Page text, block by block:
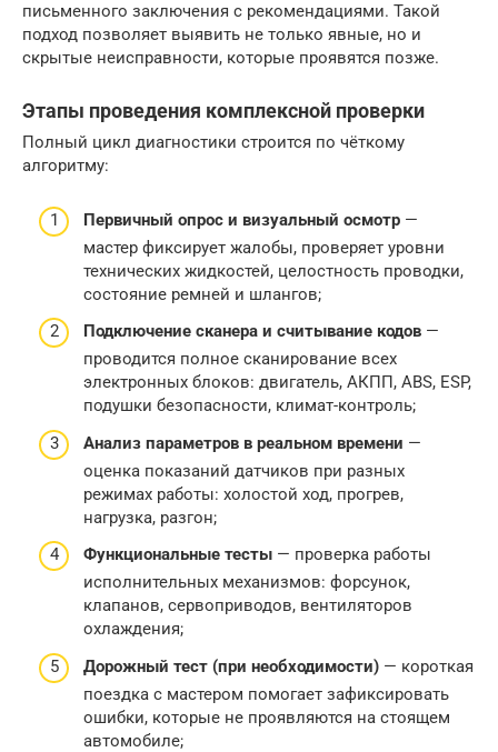
письменного заключения с рекомендациями. Такой
подход позволяет выявить не только явные, но и
скрытые неисправности, которые проявятся позже.
Этапы проведения комплексной проверки
Полный цикл диагностики строится по чёткому
алгоритму:
Первичный опрос и визуальный осмотр —
мастер фиксирует жалобы, проверяет уровни
технических жидкостей, целостность проводки,
состояние ремней и шлангов;
Подключение сканера и считывание кодов —
проводится полное сканирование всех
электронных блоков: двигатель, АКПП, ABS, ESP,
подушки безопасности, климат-контроль;
Анализ параметров в реальном времени —
оценка показаний датчиков при разных
режимах работы: холостой ход, прогрев,
нагрузка, разгон;
Функциональные тесты — проверка работы
исполнительных механизмов: форсунок,
клапанов, сервоприводов, вентиляторов
охлаждения;
Дорожный тест (при необходимости) — короткая
поездка с мастером помогает зафиксировать
ошибки, которые не проявляются на стоящем
автомобиле;